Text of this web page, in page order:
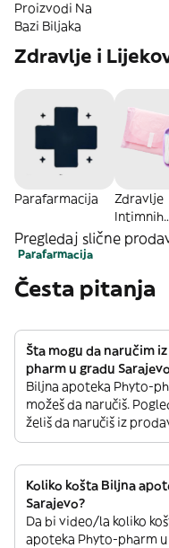
Proizvodi Na
Bazi Biljaka
Zdravlje i
Parafarmacija
Zdravlje
Intimnih
Dijelova
Pregledaj slične
Parafarmacija
Česta pitanja
Šta mogu da naručim
pharm u gradu
Biljna apoteka Phyto-
možeš da naručiš.
želiš da naručiš iz
Koliko košta Biljna
Sarajevo?
Da bi video/la koliko
apoteka Phyto-pharm